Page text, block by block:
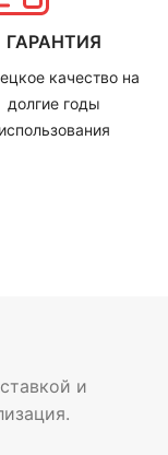
ГАРАНТИЯ
качество на
долгие годы
использования
и